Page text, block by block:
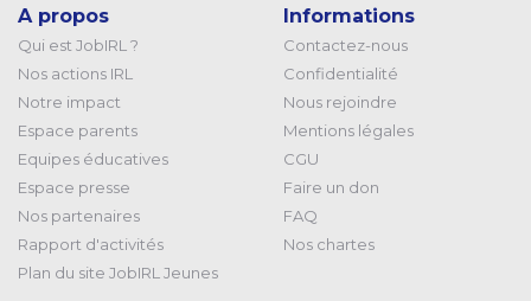
A propos
Qui est JobIRL ?
Nos actions IRL
Notre impact
Espace parents
Equipes éducatives
Espace presse
Nos partenaires
Rapport d'activités
Plan du site JobIRL Jeunes
Informations
Contactez-nous
Confidentialité
Nous rejoindre
Mentions légales
CGU
Faire un don
FAQ
Nos chartes